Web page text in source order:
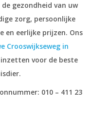
gezondheid van uw
zorg, persoonlijke
en eerlijke prijzen. Ons
Crooswijkseweg in
voor de beste
010 – 411 23